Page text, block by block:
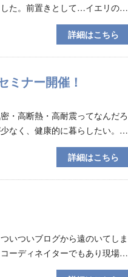
た。前置きとして…イエリの家
ばれるお家の成績表をお渡
詳細はこちら
ミナー開催！
・高断熱・高耐震ってなんだろ
なく、健康的に暮らしたい。省
省エネ基準ってよく分から
詳細はこちら
いついブログから遠のいてしま
ーディネイターでもあり現場監
、現場が忙しいと現場現場